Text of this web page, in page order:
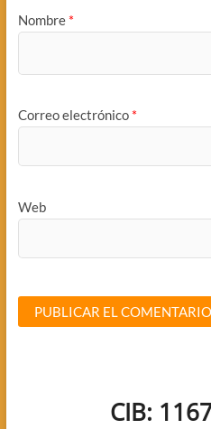
Nombre *
Correo electrónico *
Web
CIB: